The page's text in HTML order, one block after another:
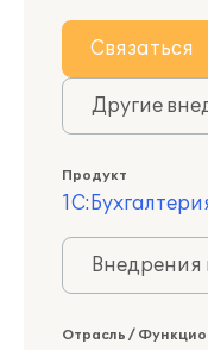
Связаться
Другие
Продукт
Внедрения
Отрасль /